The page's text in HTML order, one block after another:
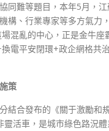
同難等題目，本年5月，
構、行業專家等多方氣力
混亂的中心，正是金牛座
電平安閉環+政企網格共
策
結合發布的《關于激勵和
活車，是城市綠色路況